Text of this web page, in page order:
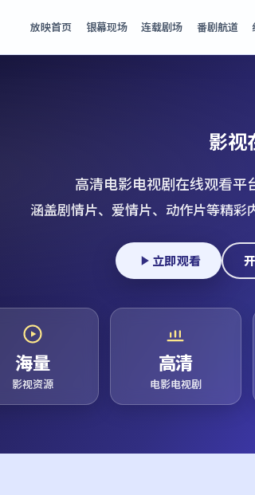
放映首页 银幕现场 连载剧场 番剧航道
影视
高清电影电视剧在线观看
涵盖剧情片、爱情片、动作片等精
立即观看
海量
影视资源
高清
电影电视剧